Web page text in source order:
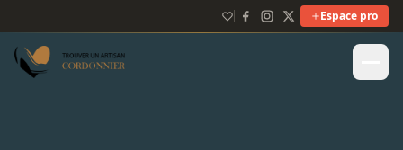
Espace pro